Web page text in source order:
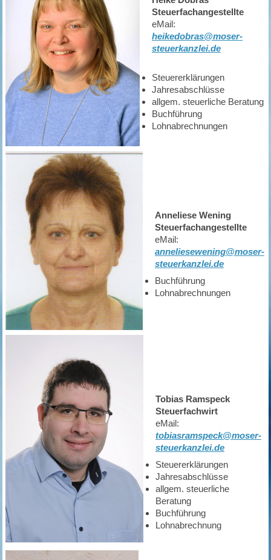
Steuerfachangestellte
eMail:
heikedobras@moser-
steuerkanzlei.de
Steuererklärungen
Jahresabschlüsse
allgem. steuerliche Beratung
Buchführung
Lohnabrechnungen
Anneliese Wening
Steuerfachangestellte
eMail:
anneliesewening@moser-
steuerkanzlei.de
Buchführung
Lohnabrechnungen
Tobias Ramspeck
Steuerfachwirt
eMail:
tobiasramspeck@moser-
steuerkanzlei.de
Steuererklärungen
Jahresabschlüsse
allgem. steuerliche
Beratung
Buchführung
Lohnabrechnung ​